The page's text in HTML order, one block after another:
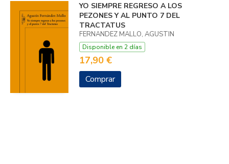
YO SIEMPRE REGRESO A LOS
PEZONES Y AL PUNTO 7 DEL
TRACTATUS
FERNANDEZ MALLO, AGUSTIN
Disponible en 2 días
17,90 €
Comprar